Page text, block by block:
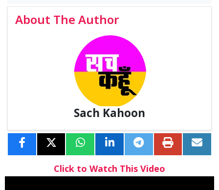
About The Author
Sach Kahoon
Click to Watch This Video